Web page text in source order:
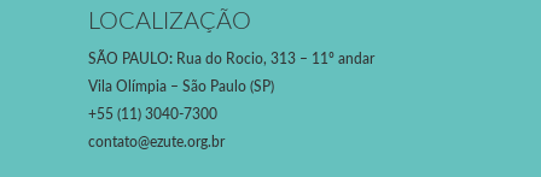
LOCALIZAÇÃO
SÃO PAULO: Rua do Rocio, 313 – 11º andar
Vila Olímpia – São Paulo (SP)
+55 (11) 3040-7300
contato@ezute.org.br